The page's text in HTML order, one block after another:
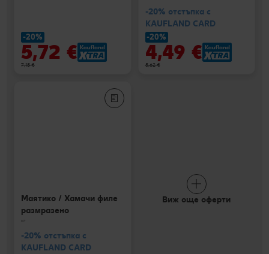
-20%
5,72 €
7,15 €
-20% отстъпка с
KAUFLAND CARD
-20%
4,49 €
5,62 €
Маятико / Хамачи филе
размразено
кг
-20% отстъпка с
KAUFLAND CARD
Виж още оферти